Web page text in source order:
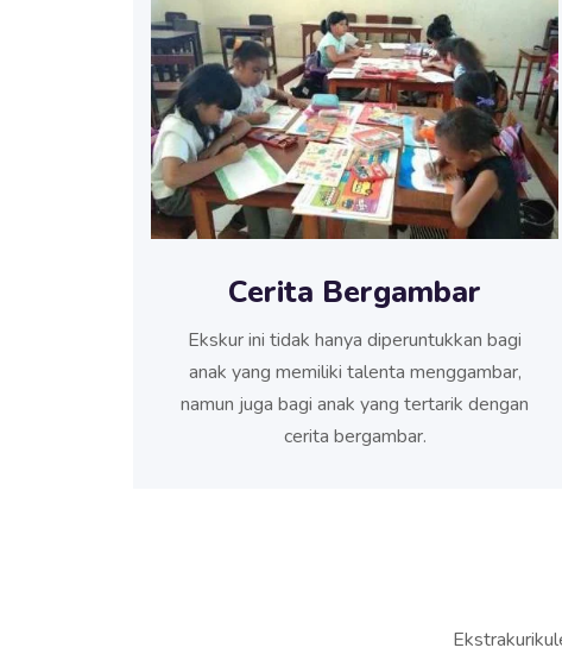
Cerita Bergambar
Ekskur ini tidak hanya diperuntukkan bagi
anak yang memiliki talenta menggambar,
namun juga bagi anak yang tertarik dengan
cerita bergambar.